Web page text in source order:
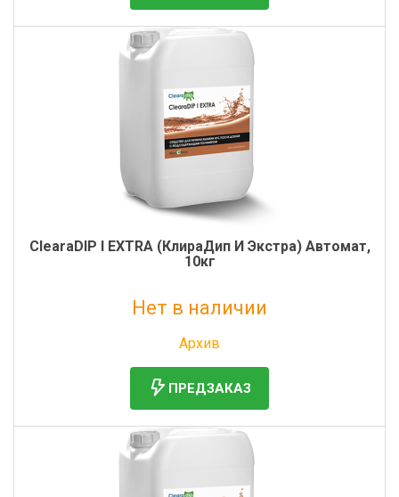
ClearaDIP I EXTRA (КлираДип И Экстра) Автомат,
10кг
Нет в наличии
Архив
ПРЕДЗАКАЗ